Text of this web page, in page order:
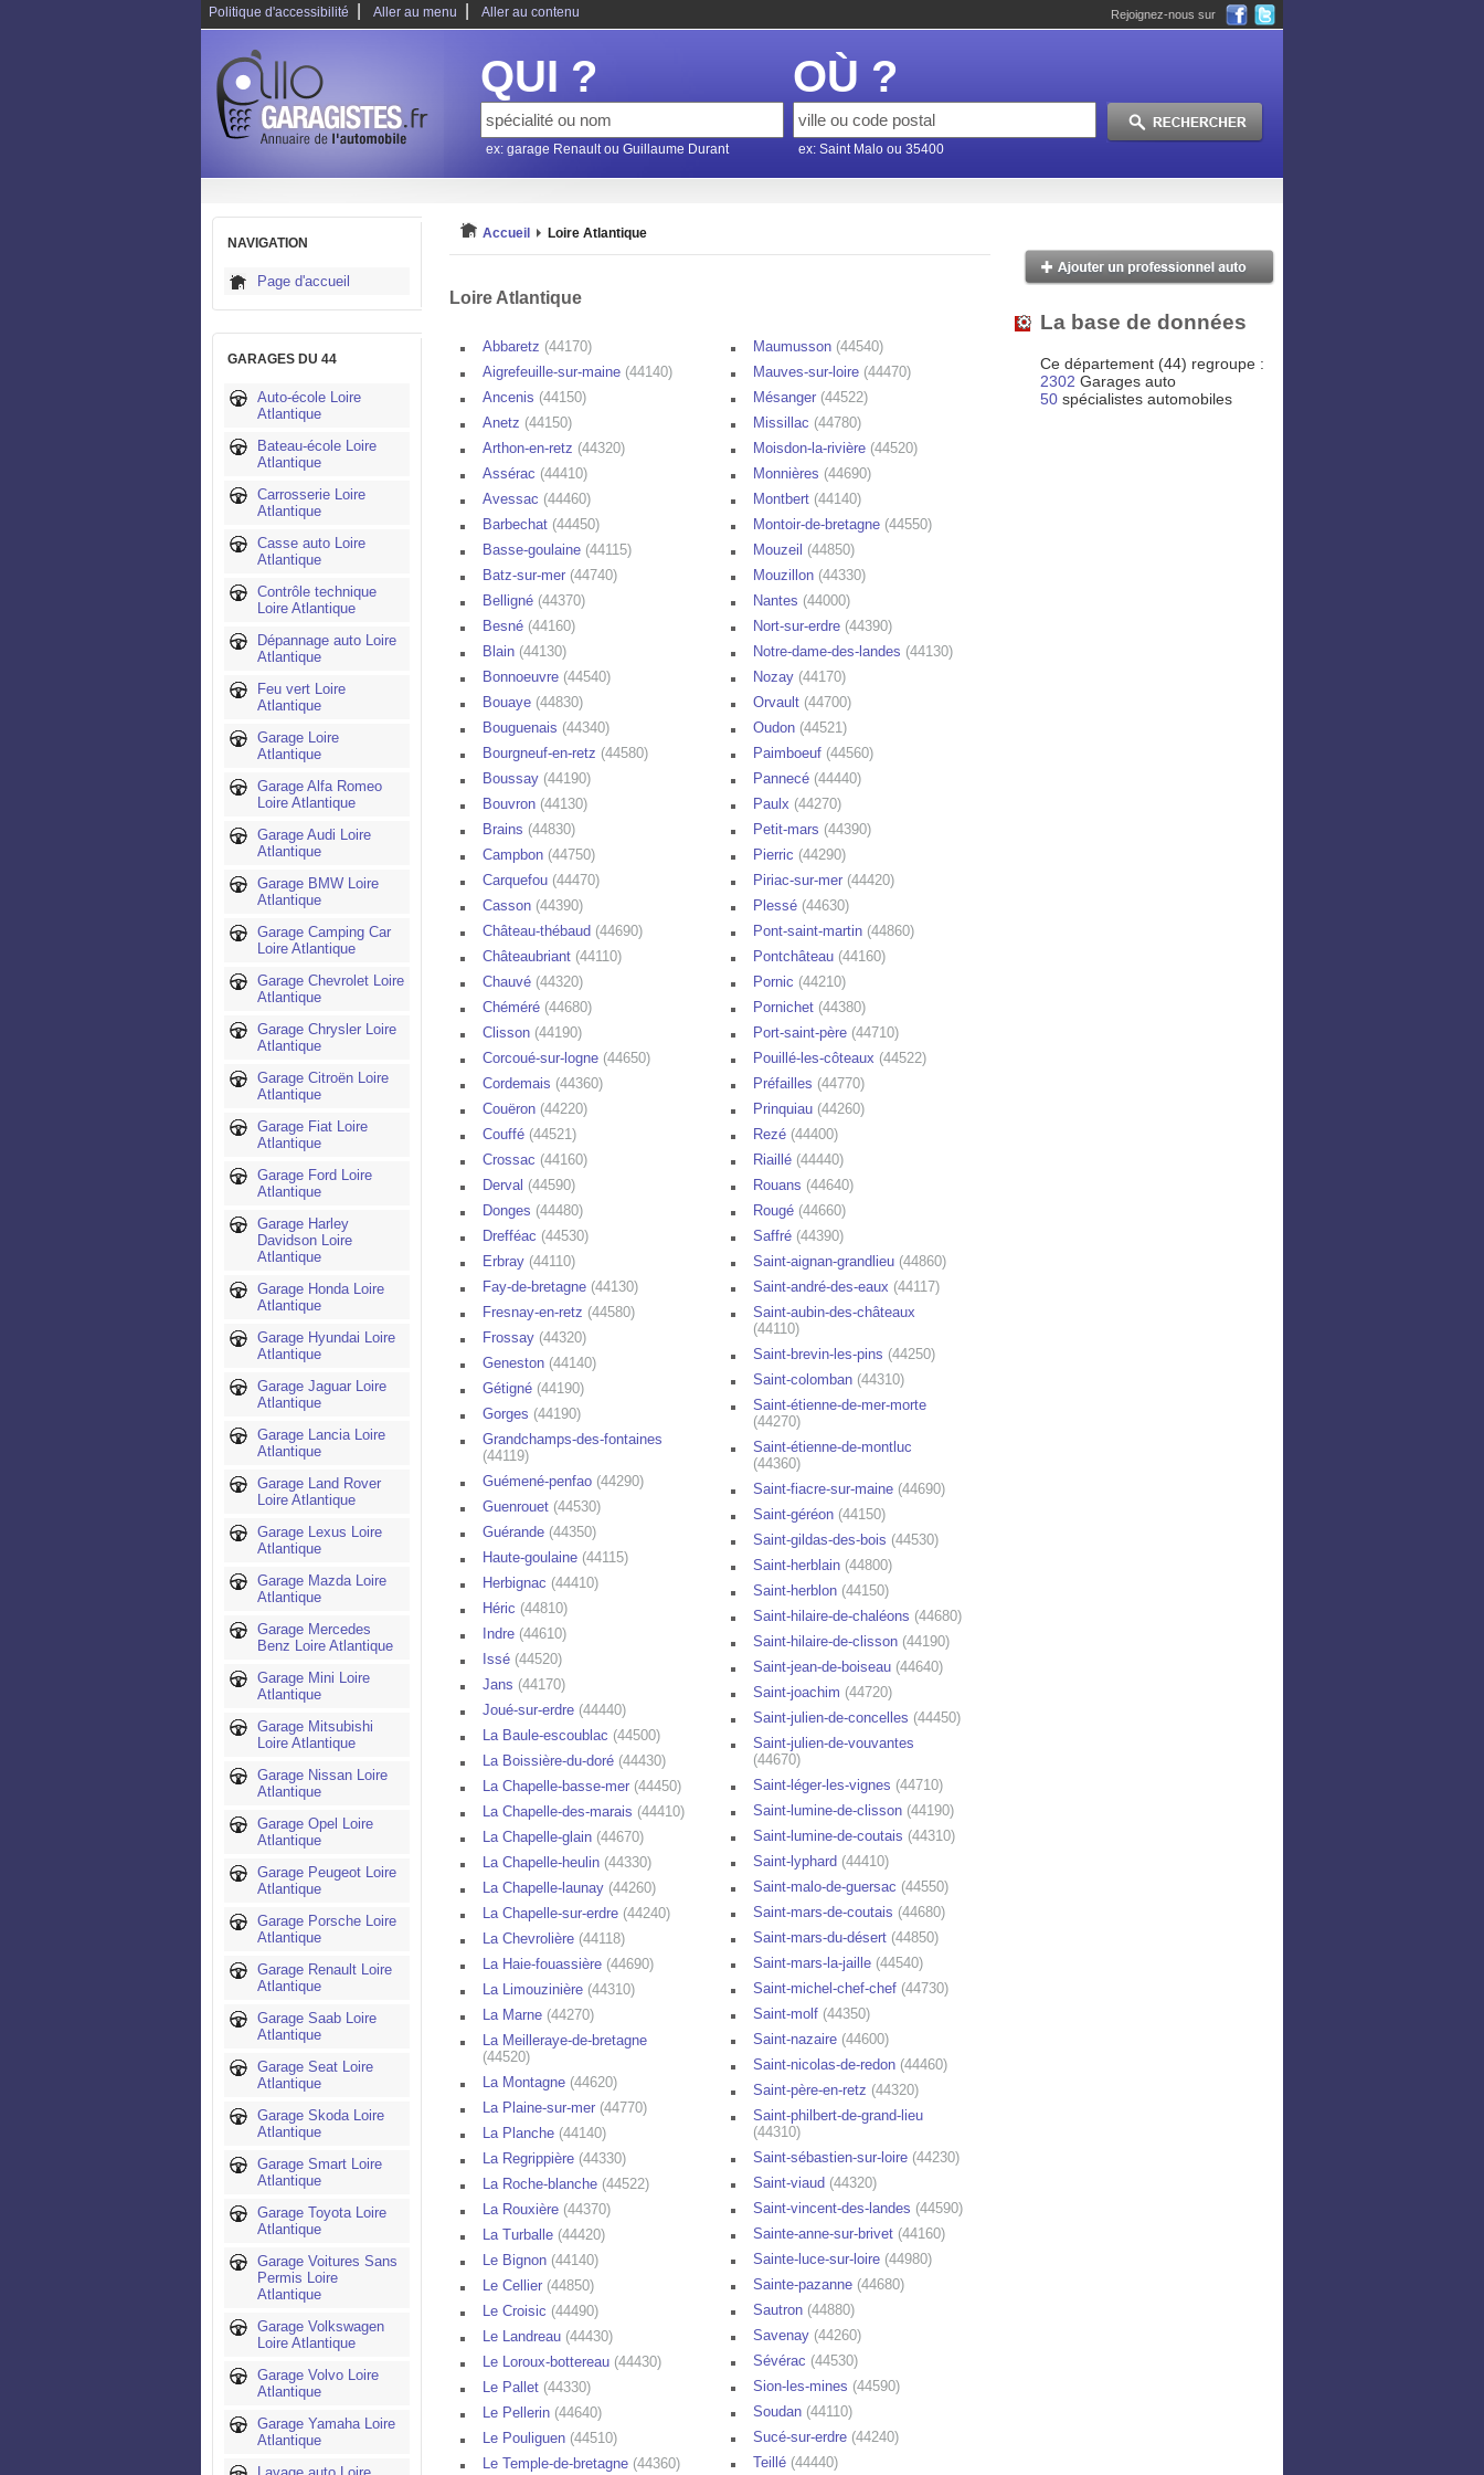
Politique d'accessibilité Aller au menu Aller au contenu Rejoignez-nous sur
QUI ?
ex: garage Renault ou Guillaume Durant
OÙ ?
ex: Saint Malo ou 35400
NAVIGATION
Page d'accueil
GARAGES DU 44
Auto-école Loire
Atlantique
Bateau-école Loire
Atlantique
Carrosserie Loire
Atlantique
Casse auto Loire
Atlantique
Contrôle technique
Loire Atlantique
Dépannage auto Loire
Atlantique
Feu vert Loire
Atlantique
Garage Loire
Atlantique
Garage Alfa Romeo
Loire Atlantique
Garage Audi Loire
Atlantique
Garage BMW Loire
Atlantique
Garage Camping Car
Loire Atlantique
Garage Chevrolet Loire
Atlantique
Garage Chrysler Loire
Atlantique
Garage Citroën Loire
Atlantique
Garage Fiat Loire
Atlantique
Garage Ford Loire
Atlantique
Garage Harley
Davidson Loire
Atlantique
Garage Honda Loire
Atlantique
Garage Hyundai Loire
Atlantique
Garage Jaguar Loire
Atlantique
Garage Lancia Loire
Atlantique
Garage Land Rover
Loire Atlantique
Garage Lexus Loire
Atlantique
Garage Mazda Loire
Atlantique
Garage Mercedes
Benz Loire Atlantique
Garage Mini Loire
Atlantique
Garage Mitsubishi
Loire Atlantique
Garage Nissan Loire
Atlantique
Garage Opel Loire
Atlantique
Garage Peugeot Loire
Atlantique
Garage Porsche Loire
Atlantique
Garage Renault Loire
Atlantique
Garage Saab Loire
Atlantique
Garage Seat Loire
Atlantique
Garage Skoda Loire
Atlantique
Garage Smart Loire
Atlantique
Garage Toyota Loire
Atlantique
Garage Voitures Sans
Permis Loire
Atlantique
Garage Volkswagen
Loire Atlantique
Garage Volvo Loire
Atlantique
Garage Yamaha Loire
Atlantique
Accueil Loire Atlantique
Loire Atlantique
Abbaretz (44170)
Aigrefeuille-sur-maine (44140)
Ancenis (44150)
Anetz (44150)
Arthon-en-retz (44320)
Assérac (44410)
Avessac (44460)
Barbechat (44450)
Basse-goulaine (44115)
Batz-sur-mer (44740)
Belligné (44370)
Besné (44160)
Blain (44130)
Bonnoeuvre (44540)
Bouaye (44830)
Bouguenais (44340)
Bourgneuf-en-retz (44580)
Boussay (44190)
Bouvron (44130)
Brains (44830)
Campbon (44750)
Carquefou (44470)
Casson (44390)
Château-thébaud (44690)
Châteaubriant (44110)
Chauvé (44320)
Chéméré (44680)
Clisson (44190)
Corcoué-sur-logne (44650)
Cordemais (44360)
Couëron (44220)
Couffé (44521)
Crossac (44160)
Derval (44590)
Donges (44480)
Drefféac (44530)
Erbray (44110)
Fay-de-bretagne (44130)
Fresnay-en-retz (44580)
Frossay (44320)
Geneston (44140)
Gétigné (44190)
Gorges (44190)
Grandchamps-des-fontaines
(44119)
Guémené-penfao (44290)
Guenrouet (44530)
Guérande (44350)
Haute-goulaine (44115)
Herbignac (44410)
Héric (44810)
Indre (44610)
Issé (44520)
Jans (44170)
Joué-sur-erdre (44440)
La Baule-escoublac (44500)
La Boissière-du-doré (44430)
La Chapelle-basse-mer (44450)
La Chapelle-des-marais (44410)
La Chapelle-glain (44670)
La Chapelle-heulin (44330)
La Chapelle-launay (44260)
La Chapelle-sur-erdre (44240)
La Chevrolière (44118)
La Haie-fouassière (44690)
La Limouzinière (44310)
La Marne (44270)
La Meilleraye-de-bretagne
(44520)
La Montagne (44620)
La Plaine-sur-mer (44770)
La Planche (44140)
La Regrippière (44330)
La Roche-blanche (44522)
La Rouxière (44370)
La Turballe (44420)
Le Bignon (44140)
Le Cellier (44850)
Le Croisic (44490)
Le Landreau (44430)
Le Loroux-bottereau (44430)
Le Pallet (44330)
Le Pellerin (44640)
Le Pouliguen (44510)
Le Temple-de-bretagne (44360)
Maumusson (44540)
Mauves-sur-loire (44470)
Mésanger (44522)
Missillac (44780)
Moisdon-la-rivière (44520)
Monnières (44690)
Montbert (44140)
Montoir-de-bretagne (44550)
Mouzeil (44850)
Mouzillon (44330)
Nantes (44000)
Nort-sur-erdre (44390)
Notre-dame-des-landes (44130)
Nozay (44170)
Orvault (44700)
Oudon (44521)
Paimboeuf (44560)
Pannecé (44440)
Paulx (44270)
Petit-mars (44390)
Pierric (44290)
Piriac-sur-mer (44420)
Plessé (44630)
Pont-saint-martin (44860)
Pontchâteau (44160)
Pornic (44210)
Pornichet (44380)
Port-saint-père (44710)
Pouillé-les-côteaux (44522)
Préfailles (44770)
Prinquiau (44260)
Rezé (44400)
Riaillé (44440)
Rouans (44640)
Rougé (44660)
Saffré (44390)
Saint-aignan-grandlieu (44860)
Saint-andré-des-eaux (44117)
Saint-aubin-des-châteaux
(44110)
Saint-brevin-les-pins (44250)
Saint-colomban (44310)
Saint-étienne-de-mer-morte
(44270)
Saint-étienne-de-montluc
(44360)
Saint-fiacre-sur-maine (44690)
Saint-géréon (44150)
Saint-gildas-des-bois (44530)
Saint-herblain (44800)
Saint-herblon (44150)
Saint-hilaire-de-chaléons (44680)
Saint-hilaire-de-clisson (44190)
Saint-jean-de-boiseau (44640)
Saint-joachim (44720)
Saint-julien-de-concelles (44450)
Saint-julien-de-vouvantes
(44670)
Saint-léger-les-vignes (44710)
Saint-lumine-de-clisson (44190)
Saint-lumine-de-coutais (44310)
Saint-lyphard (44410)
Saint-malo-de-guersac (44550)
Saint-mars-de-coutais (44680)
Saint-mars-du-désert (44850)
Saint-mars-la-jaille (44540)
Saint-michel-chef-chef (44730)
Saint-molf (44350)
Saint-nazaire (44600)
Saint-nicolas-de-redon (44460)
Saint-père-en-retz (44320)
Saint-philbert-de-grand-lieu
(44310)
Saint-sébastien-sur-loire (44230)
Saint-viaud (44320)
Saint-vincent-des-landes (44590)
Sainte-anne-sur-brivet (44160)
Sainte-luce-sur-loire (44980)
Sainte-pazanne (44680)
Sautron (44880)
Savenay (44260)
Sévérac (44530)
Sion-les-mines (44590)
Soudan (44110)
Sucé-sur-erdre (44240)
Teillé (44440)
La base de données
Ce département (44) regroupe :
2302 Garages auto
50 spécialistes automobiles